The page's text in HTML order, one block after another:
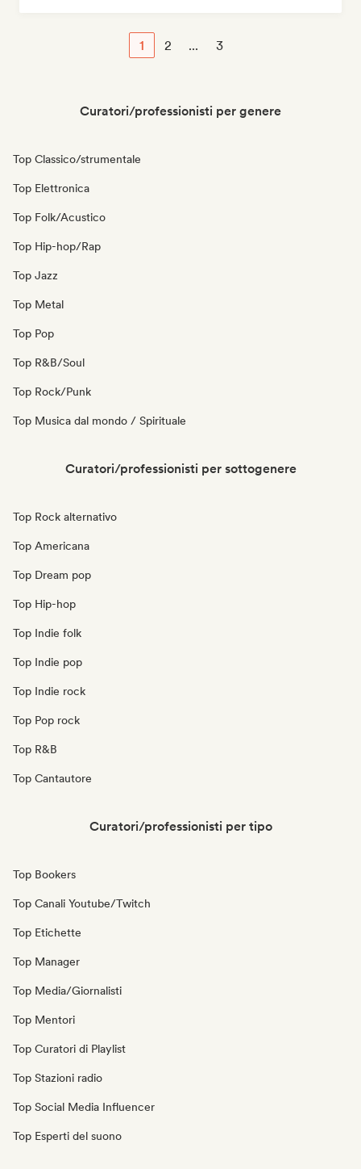
1 2 ... 3
Curatori/professionisti per genere
Top Classico/strumentale
Top Elettronica
Top Folk/Acustico
Top Hip-hop/Rap
Top Jazz
Top Metal
Top Pop
Top R&B/Soul
Top Rock/Punk
Top Musica dal mondo / Spirituale
Curatori/professionisti per sottogenere
Top Rock alternativo
Top Americana
Top Dream pop
Top Hip-hop
Top Indie folk
Top Indie pop
Top Indie rock
Top Pop rock
Top R&B
Top Cantautore
Curatori/professionisti per tipo
Top Bookers
Top Canali Youtube/Twitch
Top Etichette
Top Manager
Top Media/Giornalisti
Top Mentori
Top Curatori di Playlist
Top Stazioni radio
Top Social Media Influencer
Top Esperti del suono